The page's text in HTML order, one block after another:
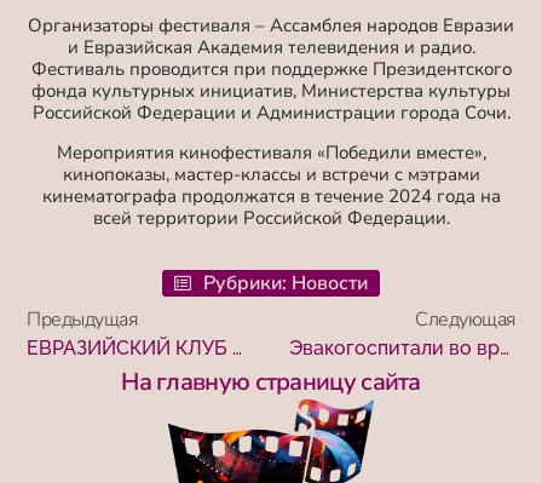
Организаторы фестиваля – Ассамблея народов Евразии
и Евразийская Академия телевидения и радио.
Фестиваль проводится при поддержке Президентского
фонда культурных инициатив, Министерства культуры
Российской Федерации и Администрации города Сочи.
Мероприятия кинофестиваля «Победили вместе»,
кинопоказы, мастер-классы и встречи с мэтрами
кинематографа продолжатся в течение 2024 года на
всей территории Российской Федерации.
Рубрики: Новости
Предыдущая
ЕВРАЗИЙСКИЙ КЛУБ ДОКУМЕНТАЛЬНОГО КИНО В ТУРГЕНЕВКЕ
Следующая
Эвакогоспитали во время войны
На главную страницу сайта